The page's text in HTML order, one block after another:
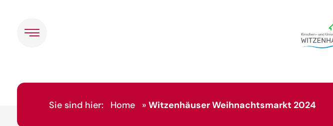
Sie sind hier: Home » Witzenhäuser Weihnachtsmarkt 2024